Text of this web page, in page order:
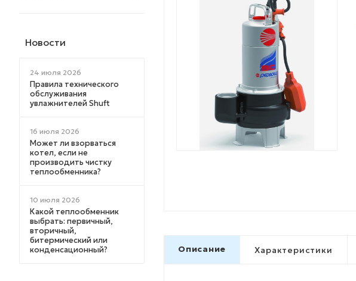
Описание Характеристики
Новости
24 июля 2026
Правила технического
обслуживания
увлажнителей Shuft
16 июля 2026
Может ли взорваться
котел, если не
производить чистку
теплообменника?
10 июля 2026
Какой теплообменник
выбрать: первичный,
вторичный,
битермический или
конденсационный?